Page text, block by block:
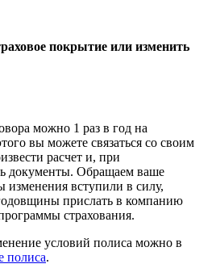
покрытие или изменить
можно 1 раз в год на
вы можете связаться со своим
расчет и, при
документы. Обращаем ваше
изменения вступили в силу,
прислать в компанию
страхования.
условий полиса можно в
полиса.